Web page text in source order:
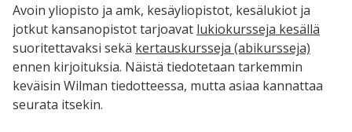
Avoin yliopisto ja amk, kesäyliopistot, kesälukiot ja
jotkut kansanopistot tarjoavat lukiokursseja kesällä
suoritettavaksi sekä kertauskursseja (abikursseja)
ennen kirjoituksia. Näistä tiedotetaan tarkemmin
keväisin Wilman tiedotteessa, mutta asiaa kannattaa
seurata itsekin.